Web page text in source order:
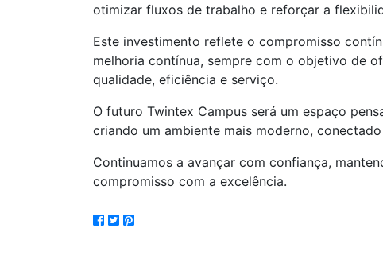
otimizar fluxos de trabalho e reforçar a
Este investimento reflete o compromisso
melhoria contínua, sempre com o objetivo de
qualidade, eficiência e serviço.
O futuro Twintex Campus será um espaço
criando um ambiente mais moderno,
Continuamos a avançar com confiança,
compromisso com a excelência.